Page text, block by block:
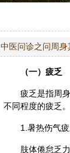
中医问诊之问周身
（一）疲乏
疲乏是指周
不同程度的疲乏
1.暑热伤气疲
肢体倦怠乏